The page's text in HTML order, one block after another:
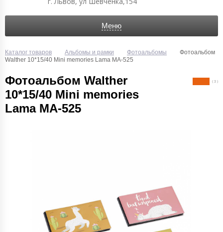
Меню
Каталог товаров Альбомы и рамки Фотоальбомы
Фотоальбом
Walther 10*15/40 Mini memories Lama MA-525
Фотоальбом Walther
10*15/40 Mini memories
Lama MA-525
( 3 )